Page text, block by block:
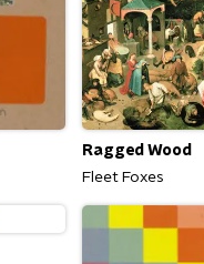
Ragged Wood
Fleet Foxes